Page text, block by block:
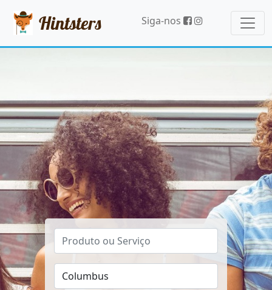
Hintsters Siga-nos